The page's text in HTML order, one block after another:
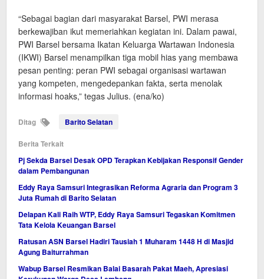
“Sebagai bagian dari masyarakat Barsel, PWI merasa
berkewajiban ikut memeriahkan kegiatan ini. Dalam pawai,
PWI Barsel bersama Ikatan Keluarga Wartawan Indonesia
(IKWI) Barsel menampilkan tiga mobil hias yang membawa
pesan penting: peran PWI sebagai organisasi wartawan
yang kompeten, mengedepankan fakta, serta menolak
informasi hoaks,” tegas Julius. (ena/ko)
Ditag Barito Selatan
Berita Terkait
Pj Sekda Barsel Desak OPD Terapkan Kebijakan Responsif Gender
dalam Pembangunan
Eddy Raya Samsuri Integrasikan Reforma Agraria dan Program 3
Juta Rumah di Barito Selatan
Delapan Kali Raih WTP, Eddy Raya Samsuri Tegaskan Komitmen
Tata Kelola Keuangan Barsel
Ratusan ASN Barsel Hadiri Tausiah 1 Muharam 1448 H di Masjid
Agung Baiturrahman
Wabup Barsel Resmikan Balai Basarah Pakat Maeh, Apresiasi